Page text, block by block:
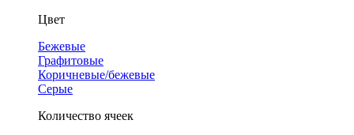
Цвет
Бежевые
Графитовые
Коричневые/бежевые
Серые
Количество ячеек